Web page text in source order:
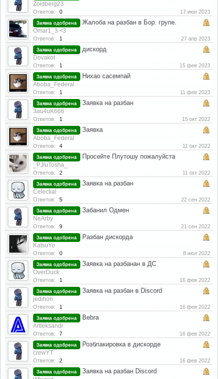
Zoidberg23
Ответов: 0 17 июн 2023
Заявка одобрена Жалоба на разбан в Бор. групе.
Omar1_3 <3
Ответов: 1 27 апр 2023
Заявка одобрена дискорд
Dovakot
Ответов: 1 15 фев 2023
Заявка одобрена Нихао сасемпай
Aboba_Federal
Ответов: 1 11 фев 2023
Заявка одобрена Заявка на разбан
3au4uK666
Ответов: 1 15 окт 2022
Заявка одобрена Заявка
Aboba_Federal
Ответов: 4 11 окт 2022
Заявка одобрена Просейте Плутошу пожалуйста
_PJluTosha_
Ответов: 2 11 окт 2022
Заявка одобрена Заявка на разбан
Celectial
Ответов: 5 22 сен 2022
Заявка одобрена Забанил Одмен
NeArby
Ответов: 9 21 сен 2022
Заявка одобрена Разбан дискорда
KatsuYo
Ответов: 0 8 июл 2022
Заявка одобрена Заявка на разбанан в ДС
OverDuck
Ответов: 1 16 фев 2022
Заявка одобрена Заявка на разбан в Discord
jedihon
Ответов: 1 16 фев 2022
Заявка одобрена Bebra
Artleksandr
Ответов: 7 16 фев 2022
Заявка одобрена Розблакировка в дискорде
crewYT
Ответов: 2 16 фев 2022
Заявка одобрена Заявка на разбан Discord